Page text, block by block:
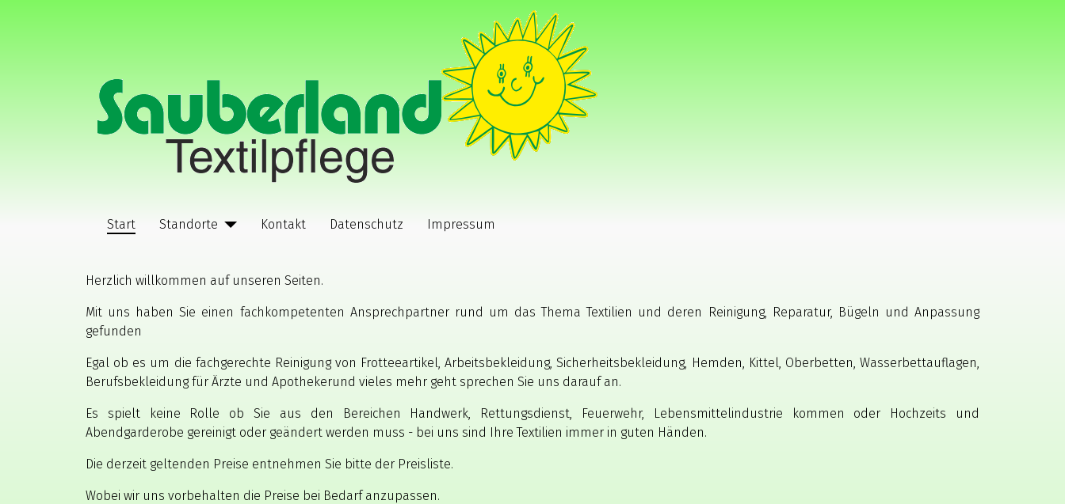
Start Standorte Kontakt Datenschutz Impressum
Herzlich willkommen auf unseren Seiten.
Mit uns haben Sie einen fachkompetenten Ansprechpartner rund um das Thema Textilien und deren Reinigung, Reparatur, Bügeln und Anpassung
gefunden
Egal ob es um die fachgerechte Reinigung von Frotteeartikel, Arbeitsbekleidung, Sicherheitsbekleidung, Hemden, Kittel, Oberbetten, Wasserbettauflagen,
Berufsbekleidung für Ärzte und Apothekerund vieles mehr geht sprechen Sie uns darauf an.
Es spielt keine Rolle ob Sie aus den Bereichen Handwerk, Rettungsdienst, Feuerwehr, Lebensmittelindustrie kommen oder Hochzeits und
Abendgarderobe gereinigt oder geändert werden muss - bei uns sind Ihre Textilien immer in guten Händen.
Die derzeit geltenden Preise entnehmen Sie bitte der Preisliste.
Wobei wir uns vorbehalten die Preise bei Bedarf anzupassen.